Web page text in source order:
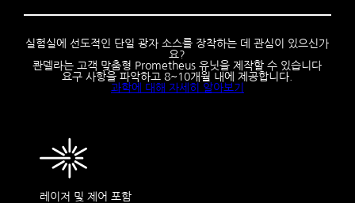
실험실에 선도적인 단일 광자 소스를 장착하는 데 관심이 있으신가
요?
콴델라는 고객 맞춤형 Prometheus 유닛을 제작할 수 있습니다
요구 사항을 파악하고 8~10개월 내에 제공합니다.
과학에 대해 자세히 알아보기
레이저 및 제어 포함